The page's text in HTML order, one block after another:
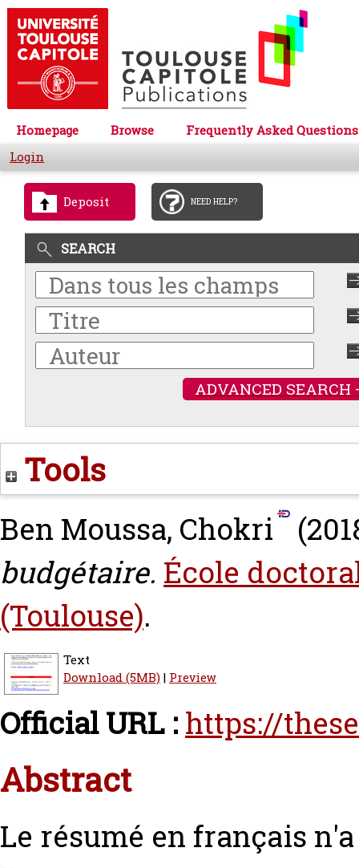
Homepage Browse
Frequently Asked Questions
Login
Deposit NEED HELP?
SEARCH
ADVANCED SEARCH
Tools
Ben Moussa, Chokri
budgétaire. École
(Toulouse).
Text
Download (5MB)| Preview
Official URL : https://
Abstract
Le résumé en français